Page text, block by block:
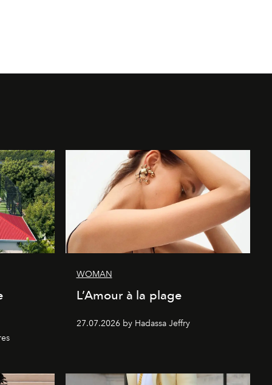
WOMAN
L’Amour à la plage
27.07.2026 by Hadassa Jeffry